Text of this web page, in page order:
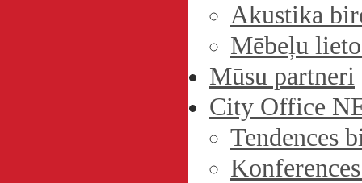
Akustika
Mēbeļu
Mūsu partneri
City Office
Tendences